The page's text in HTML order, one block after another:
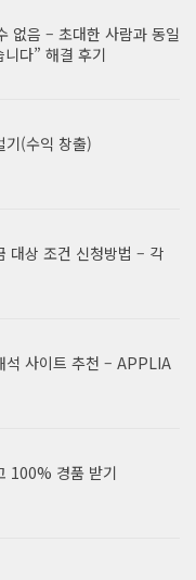
없음 – 초대한 사람과 동일
다” 해결 후기
기(수익 창출)
대상 조건 신청방법 – 각
석 사이트 추천 – APPLIA
100% 경품 받기